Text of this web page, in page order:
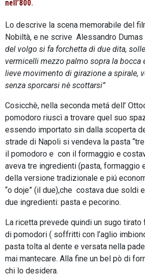
nell’800.
Lo descrive la scena memorabile del
Nobiltà, e ne scrive Alessandro Dumas
del volgo si fa forchetta di due dita,
vermicelli mezzo palmo sopra la bocca
lieve movimento di girazione a spirale,
senza sporcarsi nè scottarsi”
Cosicchè, nella seconda metá dell’
pomodoro riuscì a trovare quel suo
essendo importato sin dalla scoperta
strade di Napoli si vendeva la pasta
il pomodoro e con il formaggio e
aveva tre ingredienti (pasta, formaggio
della versione tradizionale e piú
“o doje” (il due),che costava due soldi
due ingredienti: pasta e pecorino.
La ricetta prevede quindi un sugo
di pomodori ( soffritti con l’aglio
pasta tolta al dente e versata nella
mai mantecare. Alla fine un bel pò di
chi lo desidera.